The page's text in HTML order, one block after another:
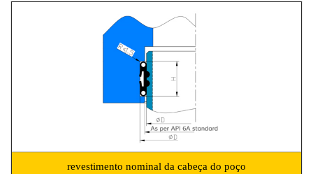
revestimento nominal da cabeça do poço